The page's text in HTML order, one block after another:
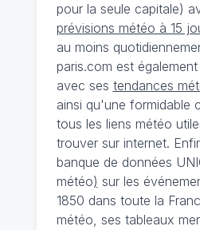
pour la seule capitale)
prévisions météo à 15
au moins
paris.com est
avec ses tendances
ainsi qu'une formidable
tous les liens météo
trouver sur internet.
banque de données
météo) sur les
1850 dans toute la
météo, ses tableaux